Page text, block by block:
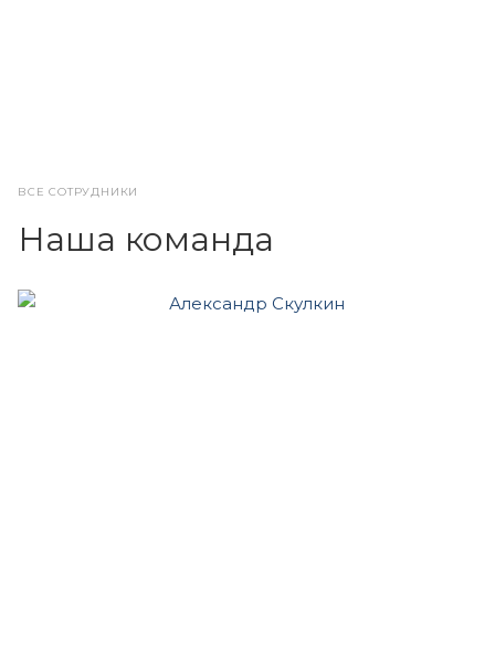
ВСЕ СОТРУДНИКИ
Наша команда